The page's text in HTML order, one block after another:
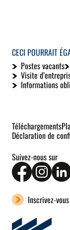
CECI POURRAIT
Postes vacants
Visite
Informations
Téléchargements
Déclaration de
Suivez-nous sur
Inscrivez-